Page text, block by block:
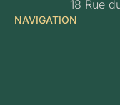
18 Rue
NAVIGATION